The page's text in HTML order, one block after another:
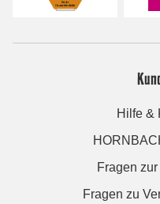
Hilfe &
Fragen
Fragen zu